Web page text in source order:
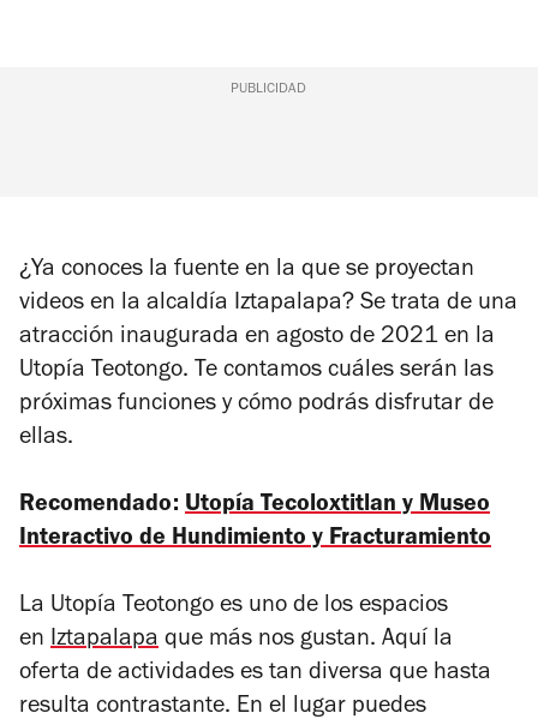
PUBLICIDAD
¿Ya conoces la fuente en la que se proyectan
videos en la alcaldía Iztapalapa? Se trata de una
atracción inaugurada en agosto de 2021 en la
Utopía Teotongo. Te contamos cuáles serán las
próximas funciones y cómo podrás disfrutar de
ellas.
Recomendado: Utopía Tecoloxtitlan y Museo
Interactivo de Hundimiento y Fracturamiento
La Utopía Teotongo es uno de los espacios
en Iztapalapa que más nos gustan. Aquí la
oferta de actividades es tan diversa que hasta
resulta contrastante. En el lugar puedes